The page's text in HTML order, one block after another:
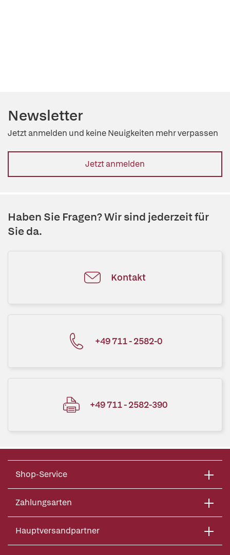
Newsletter
Jetzt anmelden und keine Neuigkeiten mehr verpassen
Jetzt anmelden
Haben Sie Fragen? Wir sind jederzeit für
Sie da.
Kontakt
+49 711 - 2582-0
+49 711 - 2582-390
Shop-Service
Zahlungsarten
Hauptversandpartner